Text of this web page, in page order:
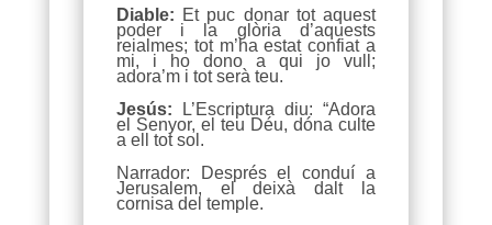
Diable: Et puc donar tot aquest
poder i la glòria d’aquests
reialmes; tot m’ha estat confiat a
mi, i ho dono a qui jo vull;
adora’m i tot serà teu.
Jesús: L’Escriptura diu: “Adora
el Senyor, el teu Déu, dóna culte
a ell tot sol.
Narrador: Després el conduí a
Jerusalem, el deixà dalt la
cornisa del temple.